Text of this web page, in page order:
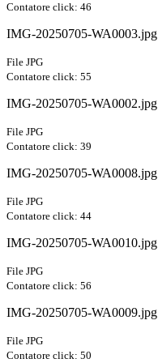
Contatore click: 46
IMG-20250705-WA0003.jpg
File JPG
Contatore click: 55
IMG-20250705-WA0002.jpg
File JPG
Contatore click: 39
IMG-20250705-WA0008.jpg
File JPG
Contatore click: 44
IMG-20250705-WA0010.jpg
File JPG
Contatore click: 56
IMG-20250705-WA0009.jpg
File JPG
Contatore click: 50